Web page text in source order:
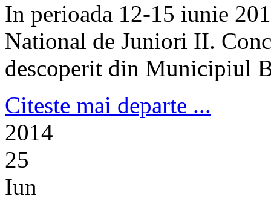
In perioada 12-15 iunie
National de Juniori II.
descoperit din Municipiul
Citeste mai departe ...
2014
25
Iun